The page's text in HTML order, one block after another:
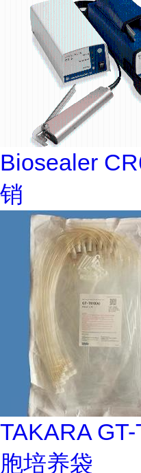
Biosealer
销
TAKARA
胞培养袋